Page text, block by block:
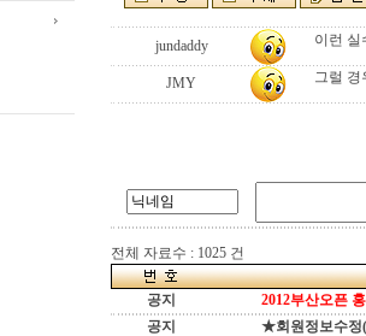
jundaddy 이런 실
JMY 그럴 경
전체 자료수 : 1025 건
공지 2012부산오픈
공지
★회원정보수정